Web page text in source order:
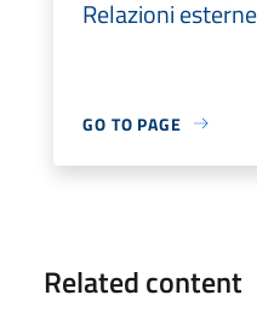
Relazioni esterne
GO TO PAGE
Related content